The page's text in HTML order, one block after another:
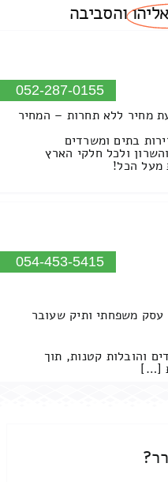
והסביבה
052-287-0155
מחיר ללא תחרות – המחיר
בתים ומשרדים
ולכל חלקי הארץ
מעל הכל!
054-453-5415
משפחתי ותיק שעובר
והובלות קטנות, תוך
[…]